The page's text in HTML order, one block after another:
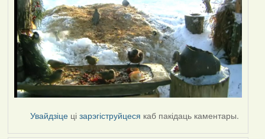
Увайдзіце цізарэгіструйцеся каб пакідаць каментары.